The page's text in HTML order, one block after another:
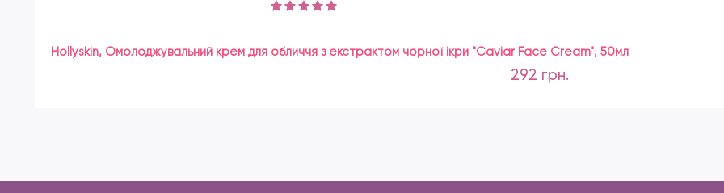
Hollyskin, Омолоджувальний крем для обличчя з екстрактом чорної ікри "Caviar Face Cream", 50мл
292 грн.